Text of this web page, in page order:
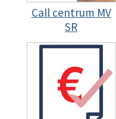
Call centrum MV
SR